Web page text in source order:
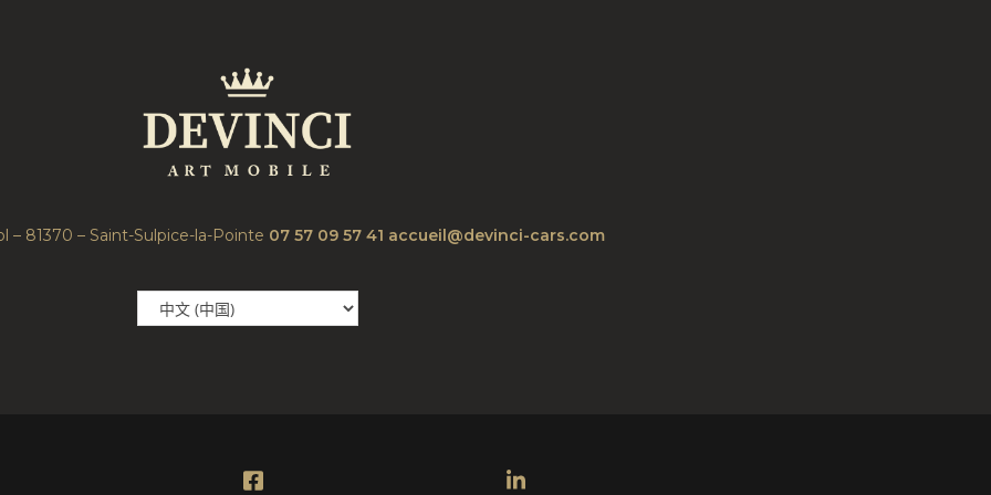
– 81370 – Saint-Sulpice-la-Pointe 07 57 09 57 41 accueil@devinci-cars.com